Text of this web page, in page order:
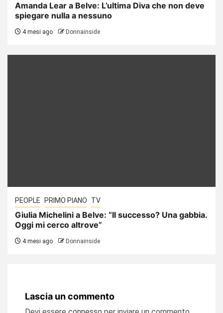
Amanda Lear a Belve: L’ultima Diva che non deve
spiegare nulla a nessuno
4 mesi ago Donnainside
PEOPLE PRIMO PIANO TV
Giulia Michelini a Belve: “Il successo? Una gabbia.
Oggi mi cerco altrove”
4 mesi ago Donnainside
Lascia un commento